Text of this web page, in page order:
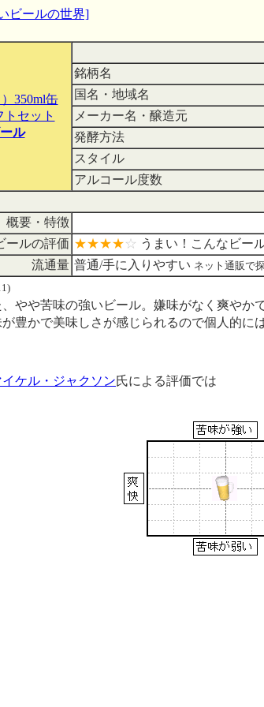
ビールの世界]
ル
銘柄名
国名・地域名
メーカー名・醸造元
発酵方法
スタイル
アルコール度数
概要・特徴
ールの評価 ★★★★☆ うまい！こんなビー
流通量 普通/手に入りやすい ネット通販で
やや苦味の強いビール。嫌味がなく爽や
豊かで美味しさが感じられるので個人的には
イケル・ジャクソン氏による評価では